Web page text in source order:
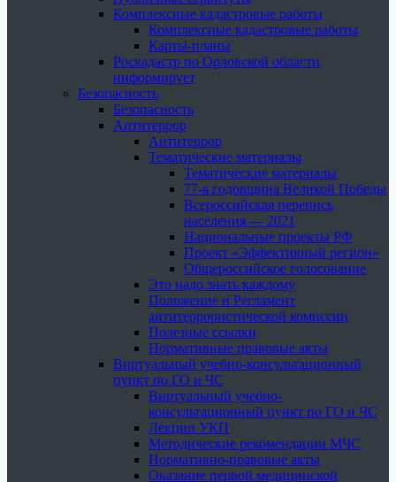
Комплексные кадастровые работы
Комплексные кадастровые работы
Карты-планы
Роскадастр по Орловской области
информирует
Безопасность
Безопасность
Антитеррор
Антитеррор
Тематические материалы
Тематические материалы
77-я годовщина Великой Победы
Всероссийская перепись
населения — 2021
Национальные проекты РФ
Проект «Эффективный регион»
Общероссийское голосование
Это надо знать каждому
Положение и Регламент
антитеррористической комиссии
Полезные ссылки
Нормативные правовые акты
Виртуальный учебно-консультационный
пункт по ГО и ЧС
Виртуальный учебно-
консультационный пункт по ГО и ЧС
Лекции УКП
Методические рекомендации МЧС
Нормативно-правовые акты
Оказание первой медицинской